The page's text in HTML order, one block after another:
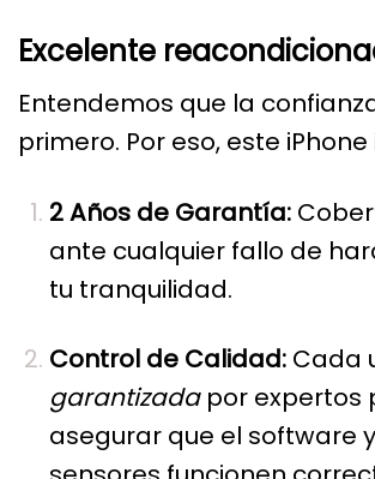
Excelente
Entendemos que la
primero. Por eso, este iPhone
2 Años de Garantía:
ante cualquier fallo de
tu tranquilidad.
Control de Calidad: Cada
garantizadapor expertos
asegurar que el software